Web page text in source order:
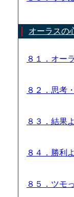
オーラスの
８１．オー
８２．思考
８３．結果
８４．勝利
８５．ツモ